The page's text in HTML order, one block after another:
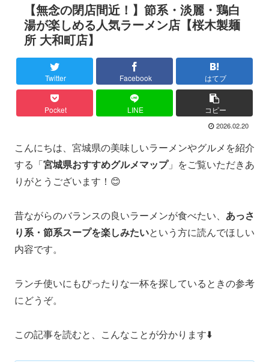
【無念の閉店間近！】節系・淡麗・鶏白
湯が楽しめる人気ラーメン店【桜木製麺
所 大和町店】
Twitter Facebook はてブ
Pocket LINE コピー
2026.02.20
こんにちは、宮城県の美味しいラーメンやグルメを紹介
する「宮城県おすすめグルメマップ」をご覧いただきあ
りがとうございます！😊
昔ながらのバランスの良いラーメンが食べたい、 あっさ
り系・節系スープを楽しみたいという方に読んでほしい
内容です。
ランチ使いにもぴったりな一杯を探しているときの参考
にどうぞ。
この記事を読むと、こんなことが分かります⬇️